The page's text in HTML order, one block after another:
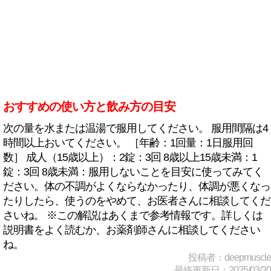
おすすめの使い方と飲み方の目安
次の量を水または温湯で服用してください。 服用間隔は4
時間以上おいてください。 ［年齢：1回量：1日服用回
数］ 成人（15歳以上）：2錠：3回 8歳以上15歳未満：1
錠：3回 8歳未満：服用しないことを目安に使ってみてく
ださい。体の不調がよくならなかったり、体調が悪くなっ
たりしたら、使うのをやめて、お医者さんに相談してくだ
さいね。 ※この解説はあくまで参考情報です。詳しくは
説明書をよく読むか、お薬剤師さんに相談してください
ね。
投稿者：deepmuscle